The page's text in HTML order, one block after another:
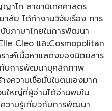
โท สาขานิเทศศาสตร
ย ได้ทำงานวิจัยเรื่อง การ
บภาษาไทยในการพัฒนา
Cleo และCosmopolitan
าะห์เนื้อหาแสดงของนิตยสาร
บการพัฒนาบุคลิกภาพ
ความเชื่อมั่นในตนเองมาก
หญ่ที่ผู้อ่านได้อ่านพบใน
วามรู้เกี่ยวกับการพัฒนา